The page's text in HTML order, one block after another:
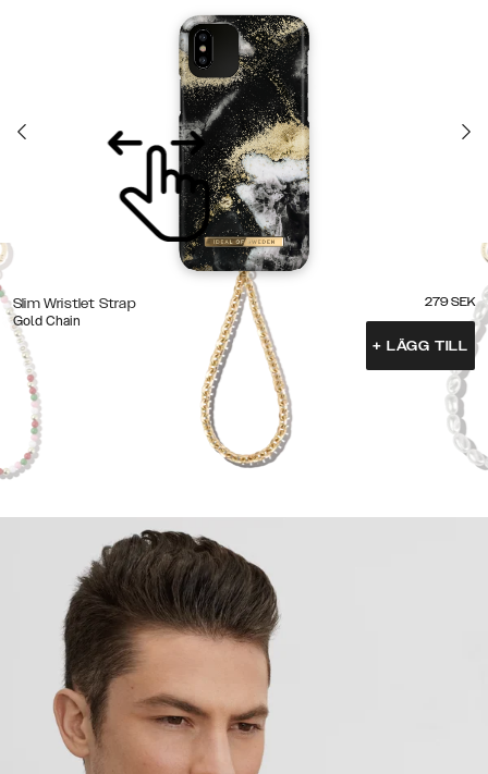
Slim Wristlet Strap
Gold Chain
279 SEK
+ LÄGG TILL